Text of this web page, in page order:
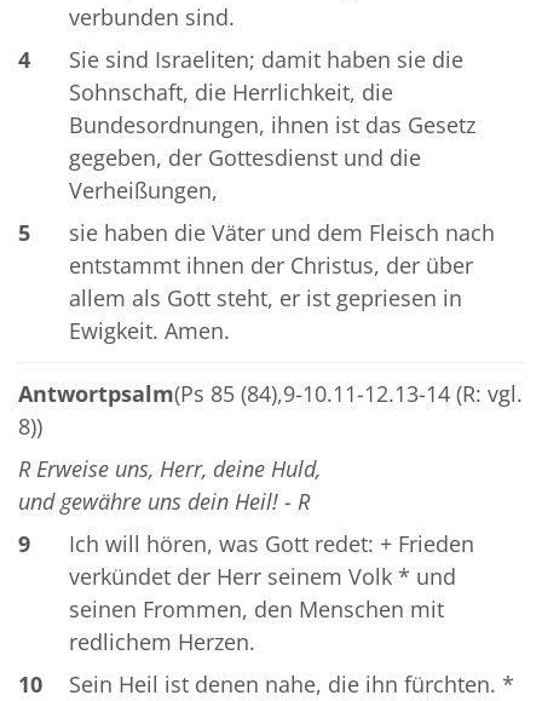
verbunden sind.
4
Sie sind Israeliten; damit haben sie die
Sohnschaft, die Herrlichkeit, die
Bundesordnungen, ihnen ist das Gesetz
gegeben, der Gottesdienst und die
Verheißungen,
5
sie haben die Väter und dem Fleisch nach
entstammt ihnen der Christus, der über
allem als Gott steht, er ist gepriesen in
Ewigkeit. Amen.
Antwortpsalm(Ps 85 (84),9-10.11-12.13-14 (R: vgl.
8))
R Erweise uns, Herr, deine Huld,
und gewähre uns dein Heil! - R
9
Ich will hören, was Gott redet: + Frieden
verkündet der Herr seinem Volk * und
seinen Frommen, den Menschen mit
redlichem Herzen.
10
Sein Heil ist denen nahe, die ihn fürchten. *